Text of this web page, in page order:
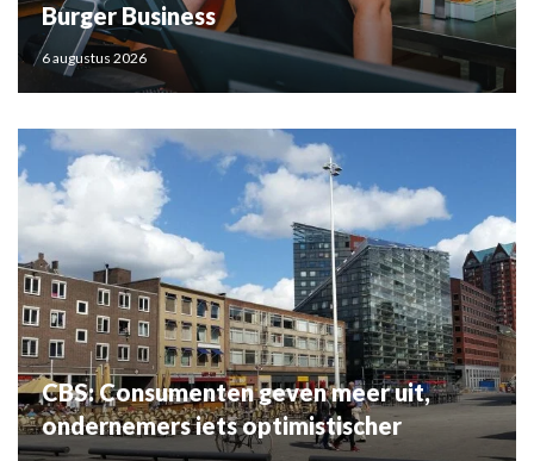
Burger Business
6 augustus 2026
CBS: Consumenten geven meer uit,
ondernemers iets optimistischer